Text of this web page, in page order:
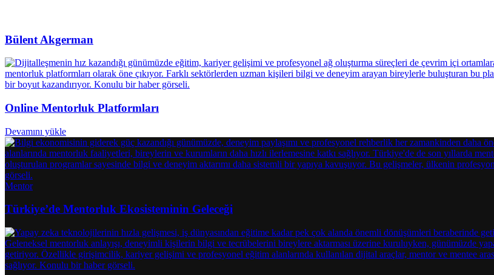
Bülent Akgerman
Online Mentorluk Platformları
Devamını yükle
Mentor
Türkiye’de Mentorluk Ekosisteminin Geleceği